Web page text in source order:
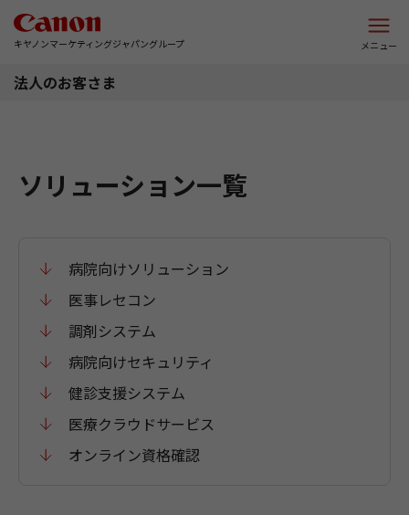
キヤノンマーケティングジャパングループ メニュー
法人のお客さま
ソリューション一覧
病院向けソリューション
医事レセコン
調剤システム
病院向けセキュリティ
健診支援システム
医療クラウドサービス
オンライン資格確認